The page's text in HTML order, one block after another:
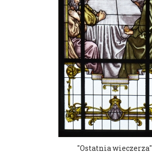
"Ostatnia wieczerza"